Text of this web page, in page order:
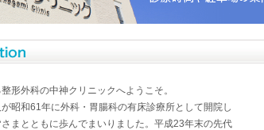
形外科の中神クリニックへようこそ。
昭和61年に外科・胃腸科の有床診療所として開院し
まとともに歩んでまいりました。平成23年末の先代